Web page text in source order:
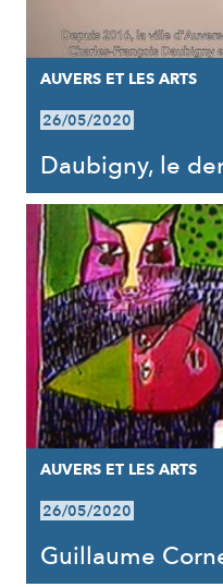
AUVERS ET LES ARTS
26/05/2020
Daubigny, le
AUVERS ET LES ARTS
26/05/2020
Guillaume